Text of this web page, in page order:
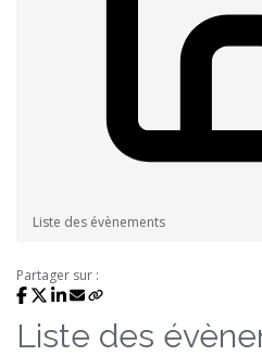
Liste des évènements
Partager sur :
Liste des